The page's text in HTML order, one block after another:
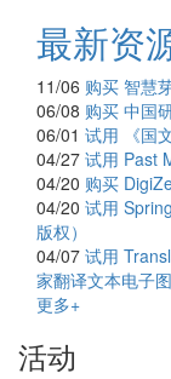
最新资
11/06 购买 智慧
06/08 购买 中国
06/01 试用
《国
04/27 试用 Past
04/20 购买
04/20 试用
版权）
04/07 试用
家翻译文本电子
更多+
活动